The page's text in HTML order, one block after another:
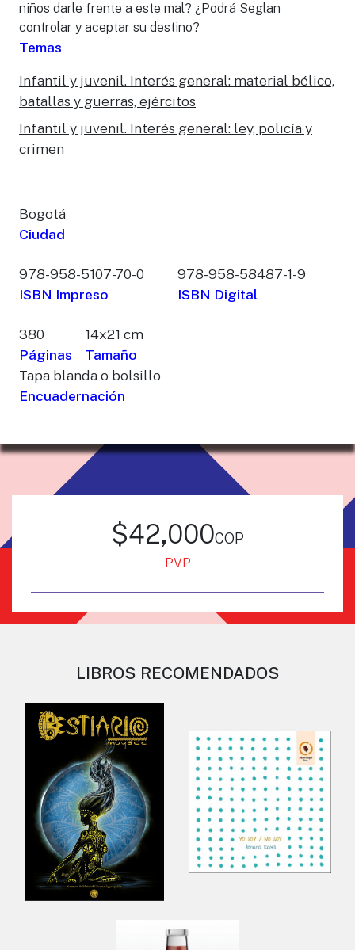
niños darle frente a este mal? ¿Podrá Seglan
controlar y aceptar su destino?
Temas
Infantil y juvenil. Interés general: material bélico,
batallas y guerras, ejércitos
Infantil y juvenil. Interés general: ley, policía y
crimen
Bogotá
Ciudad
978-958-5107-70-0
ISBN Impreso
978-958-58487-1-9
ISBN Digital
380
Páginas
14x21 cm
Tamaño
Tapa blanda o bolsillo
Encuadernación
$42,000cop
PVP
LIBROS RECOMENDADOS